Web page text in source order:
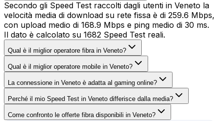
Secondo gli Speed Test raccolti dagli utenti in Veneto la
velocità media di download su rete fissa è di 259.6 Mbps,
con upload medio di 168.9 Mbps e ping medio di 30 ms.
Il dato è calcolato su 1682 Speed Test reali.
Qual è il miglior operatore fibra in Veneto?
Qual è il miglior operatore mobile in Veneto?
La connessione in Veneto è adatta al gaming online?
Perché il mio Speed Test in Veneto differisce dalla media?
Come confronto le offerte fibra disponibili in Veneto?